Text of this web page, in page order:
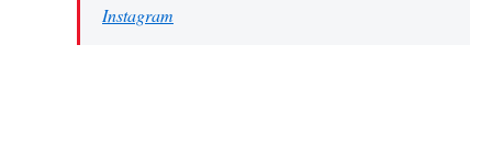
Instagram